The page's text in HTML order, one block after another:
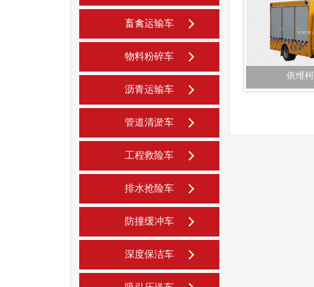
畜禽运输车
物料粉碎车
沥青运输车
管道清淤车
工程救险车
排水抢险车
防撞缓冲车
深度保洁车
依维